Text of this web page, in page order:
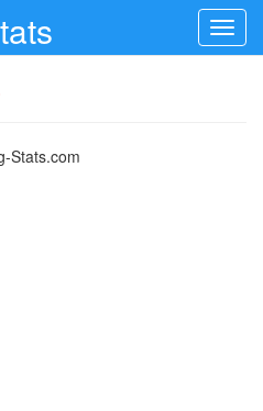
Stats.com